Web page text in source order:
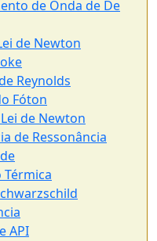
de Onda de De
de Newton
Reynolds
Fóton
de Newton
de Ressonância
Térmica
API